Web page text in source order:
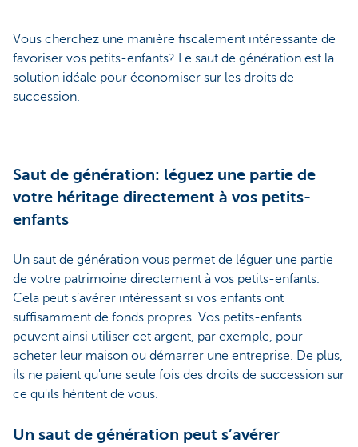
Vous cherchez une manière fiscalement intéressante de
favoriser vos petits-enfants? Le saut de génération est la
solution idéale pour économiser sur les droits de
succession.
Saut de génération: léguez une partie de
votre héritage directement à vos petits-
enfants
Un saut de génération vous permet de léguer une partie
de votre patrimoine directement à vos petits-enfants.
Cela peut s’avérer intéressant si vos enfants ont
suffisamment de fonds propres. Vos petits-enfants
peuvent ainsi utiliser cet argent, par exemple, pour
acheter leur maison ou démarrer une entreprise. De plus,
ils ne paient qu'une seule fois des droits de succession sur
ce qu'ils héritent de vous.
Un saut de génération peut s’avérer